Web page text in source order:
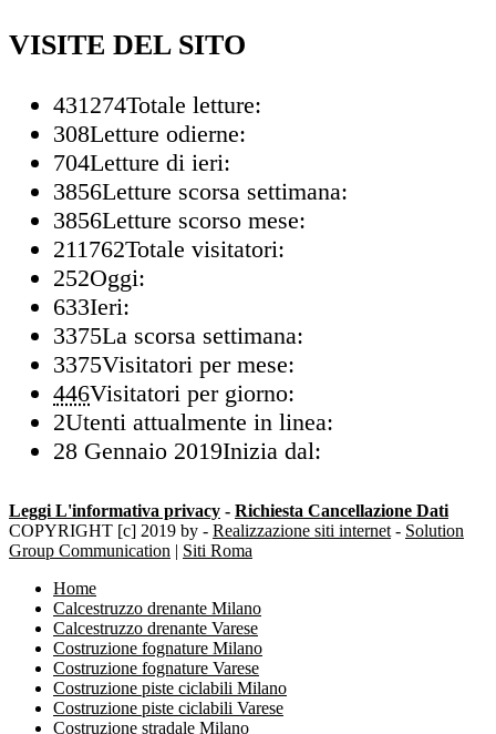
VISITE DEL SITO
431274Totale letture:
308Letture odierne:
704Letture di ieri:
3856Letture scorsa settimana:
3856Letture scorso mese:
211762Totale visitatori:
252Oggi:
633Ieri:
3375La scorsa settimana:
3375Visitatori per mese:
446Visitatori per giorno:
2Utenti attualmente in linea:
28 Gennaio 2019Inizia dal:
Leggi L'informativa privacy - Richiesta Cancellazione Dati
COPYRIGHT [c] 2019 by - Realizzazione siti internet - Solution
Group Communication | Siti Roma
Home
Calcestruzzo drenante Milano
Calcestruzzo drenante Varese
Costruzione fognature Milano
Costruzione fognature Varese
Costruzione piste ciclabili Milano
Costruzione piste ciclabili Varese
Costruzione stradale Milano